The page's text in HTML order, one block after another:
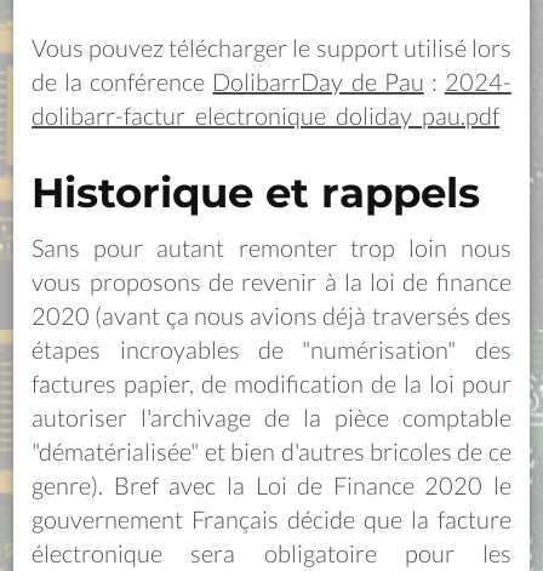
Vous pouvez télécharger le support utilisé lors
de la conférence DolibarrDay de Pau : 2024-
dolibarr-factur_electronique_doliday_pau.pdf
Historique et rappels
Sans pour autant remonter trop loin nous
vous proposons de revenir à la loi de finance
2020 (avant ça nous avions déjà traversés des
étapes incroyables de "numérisation" des
factures papier, de modification de la loi pour
autoriser l'archivage de la pièce comptable
"dématérialisée" et bien d'autres bricoles de ce
genre). Bref avec la Loi de Finance 2020 le
gouvernement Français décide que la facture
électronique sera obligatoire pour les